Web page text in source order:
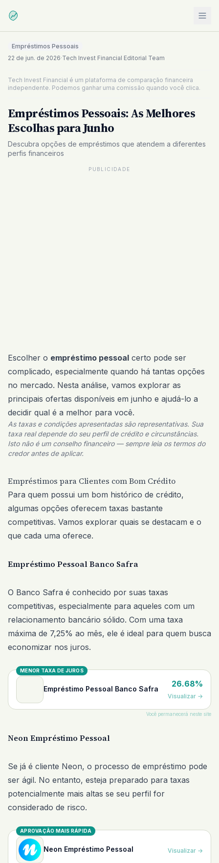
Empréstimos Pessoais
22 de jun. de 2026·Tech Invest Financial Editorial Team
Tech Invest Financial é um plataforma de comparação financeira
independente. Podemos ganhar uma comissão quando você clica.
Empréstimos Pessoais: As Melhores
Escolhas para Junho
Descubra opções de empréstimos que atendem a diferentes
perfis financeiros
PUBLICIDADE
Escolher o empréstimo pessoal certo pode ser
complicado, especialmente quando há tantas opções
no mercado. Nesta análise, vamos explorar as
principais ofertas disponíveis em junho e ajudá-lo a
decidir qual é a melhor para você.
As taxas e condições apresentadas são representativas. Sua
taxa real depende do seu perfil de crédito e circunstâncias.
Isto não é um conselho financeiro — sempre leia os termos do
credor antes de aplicar.
Empréstimos para Clientes com Bom Crédito
Para quem possui um bom histórico de crédito,
algumas opções oferecem taxas bastante
competitivas. Vamos explorar quais se destacam e o
que cada uma oferece.
Empréstimo Pessoal Banco Safra
O Banco Safra é conhecido por suas taxas
competitivas, especialmente para aqueles com um
relacionamento bancário sólido. Com uma taxa
máxima de 7,25% ao mês, ele é ideal para quem busca
economizar nos juros.
MENOR TAXA DE JUROS
Empréstimo Pessoal Banco Safra 26.68%
Visualizar →
Você permanecerá neste site
Neon Empréstimo Pessoal
Se já é cliente Neon, o processo de empréstimo pode
ser ágil. No entanto, esteja preparado para taxas
potencialmente mais altas se seu perfil for
considerado de risco.
APROVAÇÃO MAIS RÁPIDA
Neon Empréstimo Pessoal Visualizar →